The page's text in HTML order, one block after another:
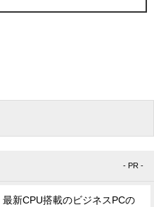
- PR -
新CPU搭載のビジネスPCの